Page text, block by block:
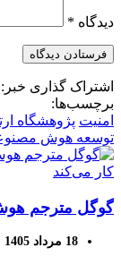
دیدگاه *
اشتراک گذاری خبر:
برچسب‌ها:
امنیت پژوهشگاه
توسعه هوش
گوگل مترجم
اینترنت کار می‌کند
18 مرداد 1405